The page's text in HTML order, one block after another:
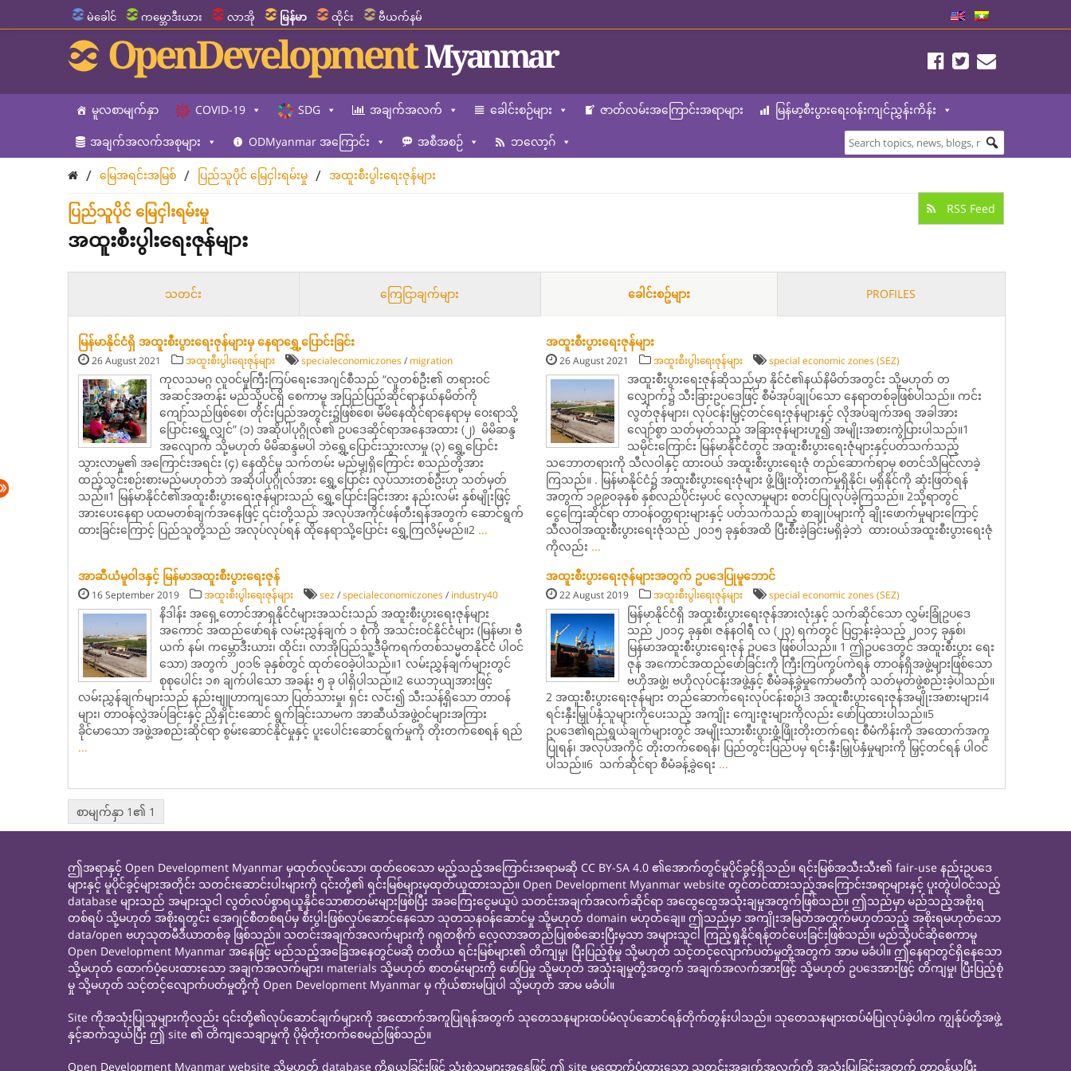
မဲခေါင် ကမ္ဘောဒီးယား လာအို မြန်မာ ထိုင်း ဗီယက်နမ်
OpenDevelopment Myanmar
မူလစာမျက်နှာ COVID-19 SDG အချက်အလက် ခေါင်းစဉ်များ ဇာတ်လမ်းအကြောင်းအရာများ မြန်မာ့စီးပွားရေးဝန်းကျင်ညွှန်းကိန်း
အချက်အလက်အစုများ ODMyanmar အကြောင်း အစီအစဉ် ဘလော့ဂ်
/ မြေအရင်းအမြစ် / ပြည်သူပိုင် မြေငှါးရမ်းမှု / အထူးစီးပွါးရေးဇုန်များ
ပြည်သူပိုင် မြေငှါးရမ်းမှု
အထူးစီးပွါးရေးဇုန်များ
RSS Feed
သတင်း ကြေငြာချက်များ ခေါင်းစဥ်များ PROFILES
မြန်မာနိုင်ငံရှိ အထူးစီးပွားရေးဇုန်များမှ နေရာရွှေ့ပြောင်းခြင်း
26 August 2021 အထူးစီးပွါးရေးဇုန်များ specialeconomiczones/ migration
ကုလသမဂ္ဂ လူဝင်မှုကြီးကြပ်ရေးအေဂျင်စီသည် “လူတစ်ဦး၏ တရားဝင်
အဆင့်အတန်း မည်သို့ပင်ရှိ စေကာမူ အပြည်ပြည်ဆိုင်ရာနယ်နမိတ်ကို
ကျော်သည်ဖြစ်စေ၊ တိုင်းပြည်အတွင်း၌ဖြစ်စေ၊ မိမိနေထိုင်ရာနေရာမှ ဝေးရာသို့
ပြောင်းရွှေ့လျှင်” (၁) အဆိုပါပုဂ္ဂိုလ်၏ ဥပဒေဆိုင်ရာအနေအထား (၂) မိမိဆန္ဒ
အလျောက် သို့မဟုတ် မိမိဆန္ဒမပါ ဘဲရွှေ့ပြောင်းသွားလာမှု (၃) ရွှေ့ပြောင်း
သွားလာမှု၏ အကြောင်းအရင်း (၄) နေထိုင်မှု သက်တမ်း မည်မျှရှိကြောင်း စသည်တို့အား
ထည့်သွင်းစဉ်းစားမည်မဟုတ်ဘဲ အဆိုပါပုဂ္ဂိုလ်အား ရွှေ့ပြောင်း လုပ်သားတစ်ဦးဟု သတ်မှတ်
သည်။1 မြန်မာနိုင်ငံ၏အထူးစီးပွားရေးဇုန်များသည် ရွှေ့ပြောင်းခြင်းအား နည်းလမ်း နှစ်မျိုးဖြင့်
အားပေးနေရာ ပထမတစ်ချက်အနေဖြင့် ၎င်းတို့သည် အလုပ်အကိုင်ဖန်တီးရန်အတွက် ဆောင်ရွက်
ထားခြင်းကြောင့် ပြည်သူတို့သည် အလုပ်လုပ်ရန် ထိုနေရာသို့ပြောင်း ရွှေ့ကြလိမ့်မည်။2 ...
အထူးစီးပွားရေးဇုန်များ
26 August 2021 အထူးစီးပွါးရေးဇုန်များ special economic zones (SEZ)
အထူးစီးပွားရေးဇုန်ဆိုသည်မှာ နိုင်ငံ၏နယ်နိမိတ်အတွင်း သို့မဟုတ် တ
လျှောက်၌ သီးခြားဥပဒေဖြင့် စီမံအုပ်ချုပ်သော နေရာတစ်ခုဖြစ်ပါသည်။ ကင်း
လွတ်ဇုန်များ၊ လုပ်ငန်းမြှင့်တင်ရေးဇုန်များနှင့် လိုအပ်ချက်အရ အခါအား
လျော်စွာ သတ်မှတ်သည့် အခြားဇုန်များဟူ၍ အမျိုးအစားကွဲပြားပါသည်။1
သမိုင်းကြောင်း မြန်မာနိုင်ငံတွင် အထူးစီးပွားရေးဇုံများနှင့်ပတ်သက်သည့်
သဘောတရားကို သီလဝါနှင့် ထားဝယ် အထူးစီးပွားရေးဇုံ တည်ဆောက်ရာမှ စတင်သိမြင်လာခဲ့
ကြသည်။ . မြန်မာနိုင်ငံ၌ အထူးစီးပွားရေးဇုံများ ဖွံ့ဖြိုးတိုးတက်မှုရှိနိုင်၊ မရှိနိုင်ကို ဆုံးဖြတ်ရန်
အတွက် ၁၉၉၀ခုနှစ် နှစ်လည်ပိုင်းမှပင် လေ့လာမှုများ စတင်ပြုလုပ်ခဲ့ကြသည်။ 2သို့ရာတွင်
ငွေကြေးဆိုင်ရာ တာဝန်ဝတ္တရားများနှင့် ပတ်သက်သည့် စာချုပ်များကို ချိုးဖောက်မှုများကြောင့်
သီလဝါအထူးစီးပွားရေးဇုံသည် ၂၀၁၅ ခုနှစ်အထိ ပြီးစီးခဲ့ခြင်းမရှိခဲ့ဘဲ ထားဝယ်အထူးစီးပွားရေးဇုံ
ကိုလည်း ...
အာဆီယံမူဝါဒနှင့် မြန်မာအထူးစီးပွားရေးဇုန်
16 September 2019 အထူးစီးပွါးရေးဇုန်များ sez/specialeconomiczones/ industry40
နိဒါန်း အရှေ့တောင်အာရှနိုင်ငံများအသင်းသည် အထူးစီးပွားရေးဇုန်များ
အကောင် အထည်ဖော်ရန် လမ်းညွှန်ချက် ၁ စုံကို အသင်းဝင်နိုင်ငံများ (မြန်မာ၊ ဗီ
ယက် နမ်၊ ကမ္ဘောဒီးယား၊ ထိုင်း၊ လာအိုပြည်သူ့ဒီမိုကရက်တစ်သမ္မတနိုင်ငံ ပါဝင်
သော) အတွက် ၂၀၁၆ ခုနှစ်တွင် ထုတ်ဝေခဲ့ပါသည်။1 လမ်းညွှန်ချက်များတွင်
စုစုပေါင်း ၁၈ ချက်ပါသော အခန်း ၅ ခု ပါရှိပါသည်။2 ယေဘုယျအားဖြင့်
လမ်းညွှန်ချက်များသည် နည်းဗျူဟာကျသော ပြတ်သားမှု၊ ရှင်း လင်း၍ သီးသန့်ရှိသော တာဝန်
များ၊ တာဝန်လွှဲအပ်ခြင်းနှင့် ညှိနှိုင်းဆောင် ရွက်ခြင်းသာမက အာဆီယံအဖွဲ့ဝင်များအကြား
ခိုင်မာသော အဖွဲ့အစည်းဆိုင်ရာ စွမ်းဆောင်နိုင်မှုနှင့် ပူးပေါင်းဆောင်ရွက်မှုကို တိုးတက်စေရန် ရည်
...
အထူးစီးပွားရေးဇုန်များအတွက် ဥပဒေပြုမူဘောင်
22 August 2019 အထူးစီးပွါးရေးဇုန်များ special economic zones (SEZ)
မြန်မာနိုင်ငံရှိ အထူးစီးပွားရေးဇုန်အားလုံးနှင့် သက်ဆိုင်သော လွှမ်းခြုံဥပဒေ
သည် ၂၀၁၄ ခုနှစ်၊ ဇန်နဝါရီ လ (၂၃) ရက်တွင် ပြဌာန်းခဲ့သည့် ၂၀၁၄ ခုနှစ်၊
မြန်မာအထူးစီးပွားရေးဇုန် ဥပဒေ ဖြစ်ပါသည်။ 1 ဤဥပဒေတွင် အထူးစီးပွား ရေး
ဇုန် အကောင်အထည်ဖော်ခြင်းကို ကြီးကြပ်ကွပ်ကဲရန် တာဝန်ရှိအဖွဲ့များဖြစ်သော
ဗဟိုအဖွဲ့၊ ဗဟိုလုပ်ငန်းအဖွဲ့နှင့် စီမံခန့်ခွဲမှုကော်မတီကို သတ်မှတ်ဖွဲ့စည်းခဲ့ပါသည်။
2 အထူးစီးပွားရေးဇုန်များ တည်ဆောက်ရေးလုပ်ငန်းစဉ်၊3 အထူးစီးပွားရေးဇုန်အမျိုးအစားများ၊4
ရင်းနှီးမြှုပ်နှံသူများကိုပေးသည့် အကျိုး ကျေးဇူးများကိုလည်း ဖော်ပြထားပါသည်။5
ဥပဒေ၏ရည်ရွယ်ချက်များတွင် အမျိုးသားစီးပွားဖွံ့ဖြိုးတိုးတက်ရေး စီမံကိန်းကို အထောက်အကူ
ပြုရန်၊ အလုပ်အကိုင် တိုးတက်စေရန်၊ ပြည်တွင်းပြည်ပမှ ရင်းနှီးမြှုပ်နှံမှုများကို မြှင့်တင်ရန် ပါဝင်
ပါသည်။6 သက်ဆိုင်ရာ စီမံခန့်ခွဲရေး ...
စာမျက်နှာ 1၏ 1
ဤအရာနှင့် Open Development Myanmar မှထုတ်လုပ်သော၊ ထုတ်ဝေသော မည့်သည့်အကြောင်းအရာမဆို CC BY-SA 4.0 ၏အောက်တွင်မူပိုင်ခွင့်ရှိသည်။ ရင်းမြစ်အသီးသီး၏ fair-use နည်းဥပဒေ
များနှင့် မူပိုင်ခွင့်များအတိုင်း သတင်းဆောင်းပါးများကို ၎င်းတို့၏ ရင်းမြစ်များမှထုတ်ယူထားသည်။ Open Development Myanmar website တွင်တင်ထားသည့်အကြောင်းအရာများနှင့် ပူးတွဲပါဝင်သည့်
database များသည် အများသူငါ လွတ်လပ်စွာရယူနိုင်သောစာတမ်းများဖြစ်ပြီး အခကြေးငွေမယူပဲ သတင်းအချက်အလက်ဆိုင်ရာ အထွေထွေအသုံးချမှုအတွက်ဖြစ်သည်။ ဤသည်မှာ မည်သည့်အစိုးရ
တစ်ရပ် သို့မဟုတ် အစိုးရတွင်း အေဂျင်စီတစ်ရပ်မှ စီးပွါးဖြစ်လုပ်ဆောင်နေသော သုတသနဝန်ဆောင်မှု သို့မဟုတ် domain မဟုတ်ချေ။ ဤသည်မှာ အကျိုးအမြတ်အတွက်မဟုတ်သည့် အစိုးရမဟုတ်သော
data/open ဗဟုသုတမီဒီယာတစ်ခု ဖြစ်သည်။ သတင်းအချက်အလက်များကို ဂရုတစိုက် လေ့လာအတည်ပြုစစ်ဆေးပြီးမှသာ အများသူငါ ကြည့်ရှုနိုင်ရန်တင်ပေးခြင်းဖြစ်သည်။ မည်သို့ပင်ဆိုစေကာမူ
Open Development Myanmar အနေဖြင့် မည်သည့်အခြေအနေတွင်မဆို တတိယ ရင်းမြစ်များ၏ တိကျမှု၊ ပြီးပြည့်စုံမှု သို့မဟုတ် သင့်တင့်လျောက်ပတ်မှုတို့အတွက် အာမ မခံပါ။ ဤနေရာတွင်ရှိနေသော
သို့မဟုတ် ထောက်ပံ့ပေးထားသော အချက်အလက်များ၊ materials သို့မဟုတ် စာတမ်းများကို ဖော်ပြမှု သို့မဟုတ် အသုံးချမှုတို့အတွက် အချက်အလက်အားဖြင့် သို့မဟုတ် ဥပဒေအားဖြင့် တိကျမှု၊ ပြီးပြည့်စုံ
မှု သို့မဟုတ် သင့်တင့်လျောက်ပတ်မှုတို့ကို Open Development Myanmar မှ ကိုယ်စားမပြုပါ သို့မဟုတ် အာမ မခံပါ။
Site ကိုအသုံးပြုသူများကိုလည်း ၎င်းတို့၏လုပ်ဆောင်ချက်များကို အထောက်အကူပြုရန်အတွက် သုတေသနများထပ်မံလုပ်ဆောင်ရန်တိုက်တွန်းပါသည်။ သုတေသနများထပ်မံပြုလုပ်ခဲ့ပါက ကျွန်ုပ်တို့အဖွဲ့
နှင့်ဆက်သွယ်ပြီး ဤ site ၏ တိကျသေချာမှုကို ပိုမိုတိုးတက်စေမည်ဖြစ်သည်။
Open Development Myanmar website သို့မဟုတ် database ကိုရယူခြင်းဖြင့် သုံးစွဲသူများအနေဖြင့် ဤ site မှထောက်ပံ့ထားသော သတင်းအချက်အလက်ကို အသုံးပြုခြင်းအတွက် တာဝန်ယူပြီး